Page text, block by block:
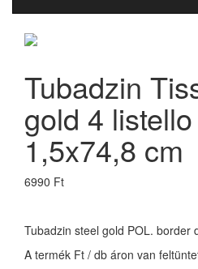
Tubadzin
gold 4
1,5x74,8 cm
6990 Ft
Tubadzin steel gold POL. border
A termék Ft / db áron van